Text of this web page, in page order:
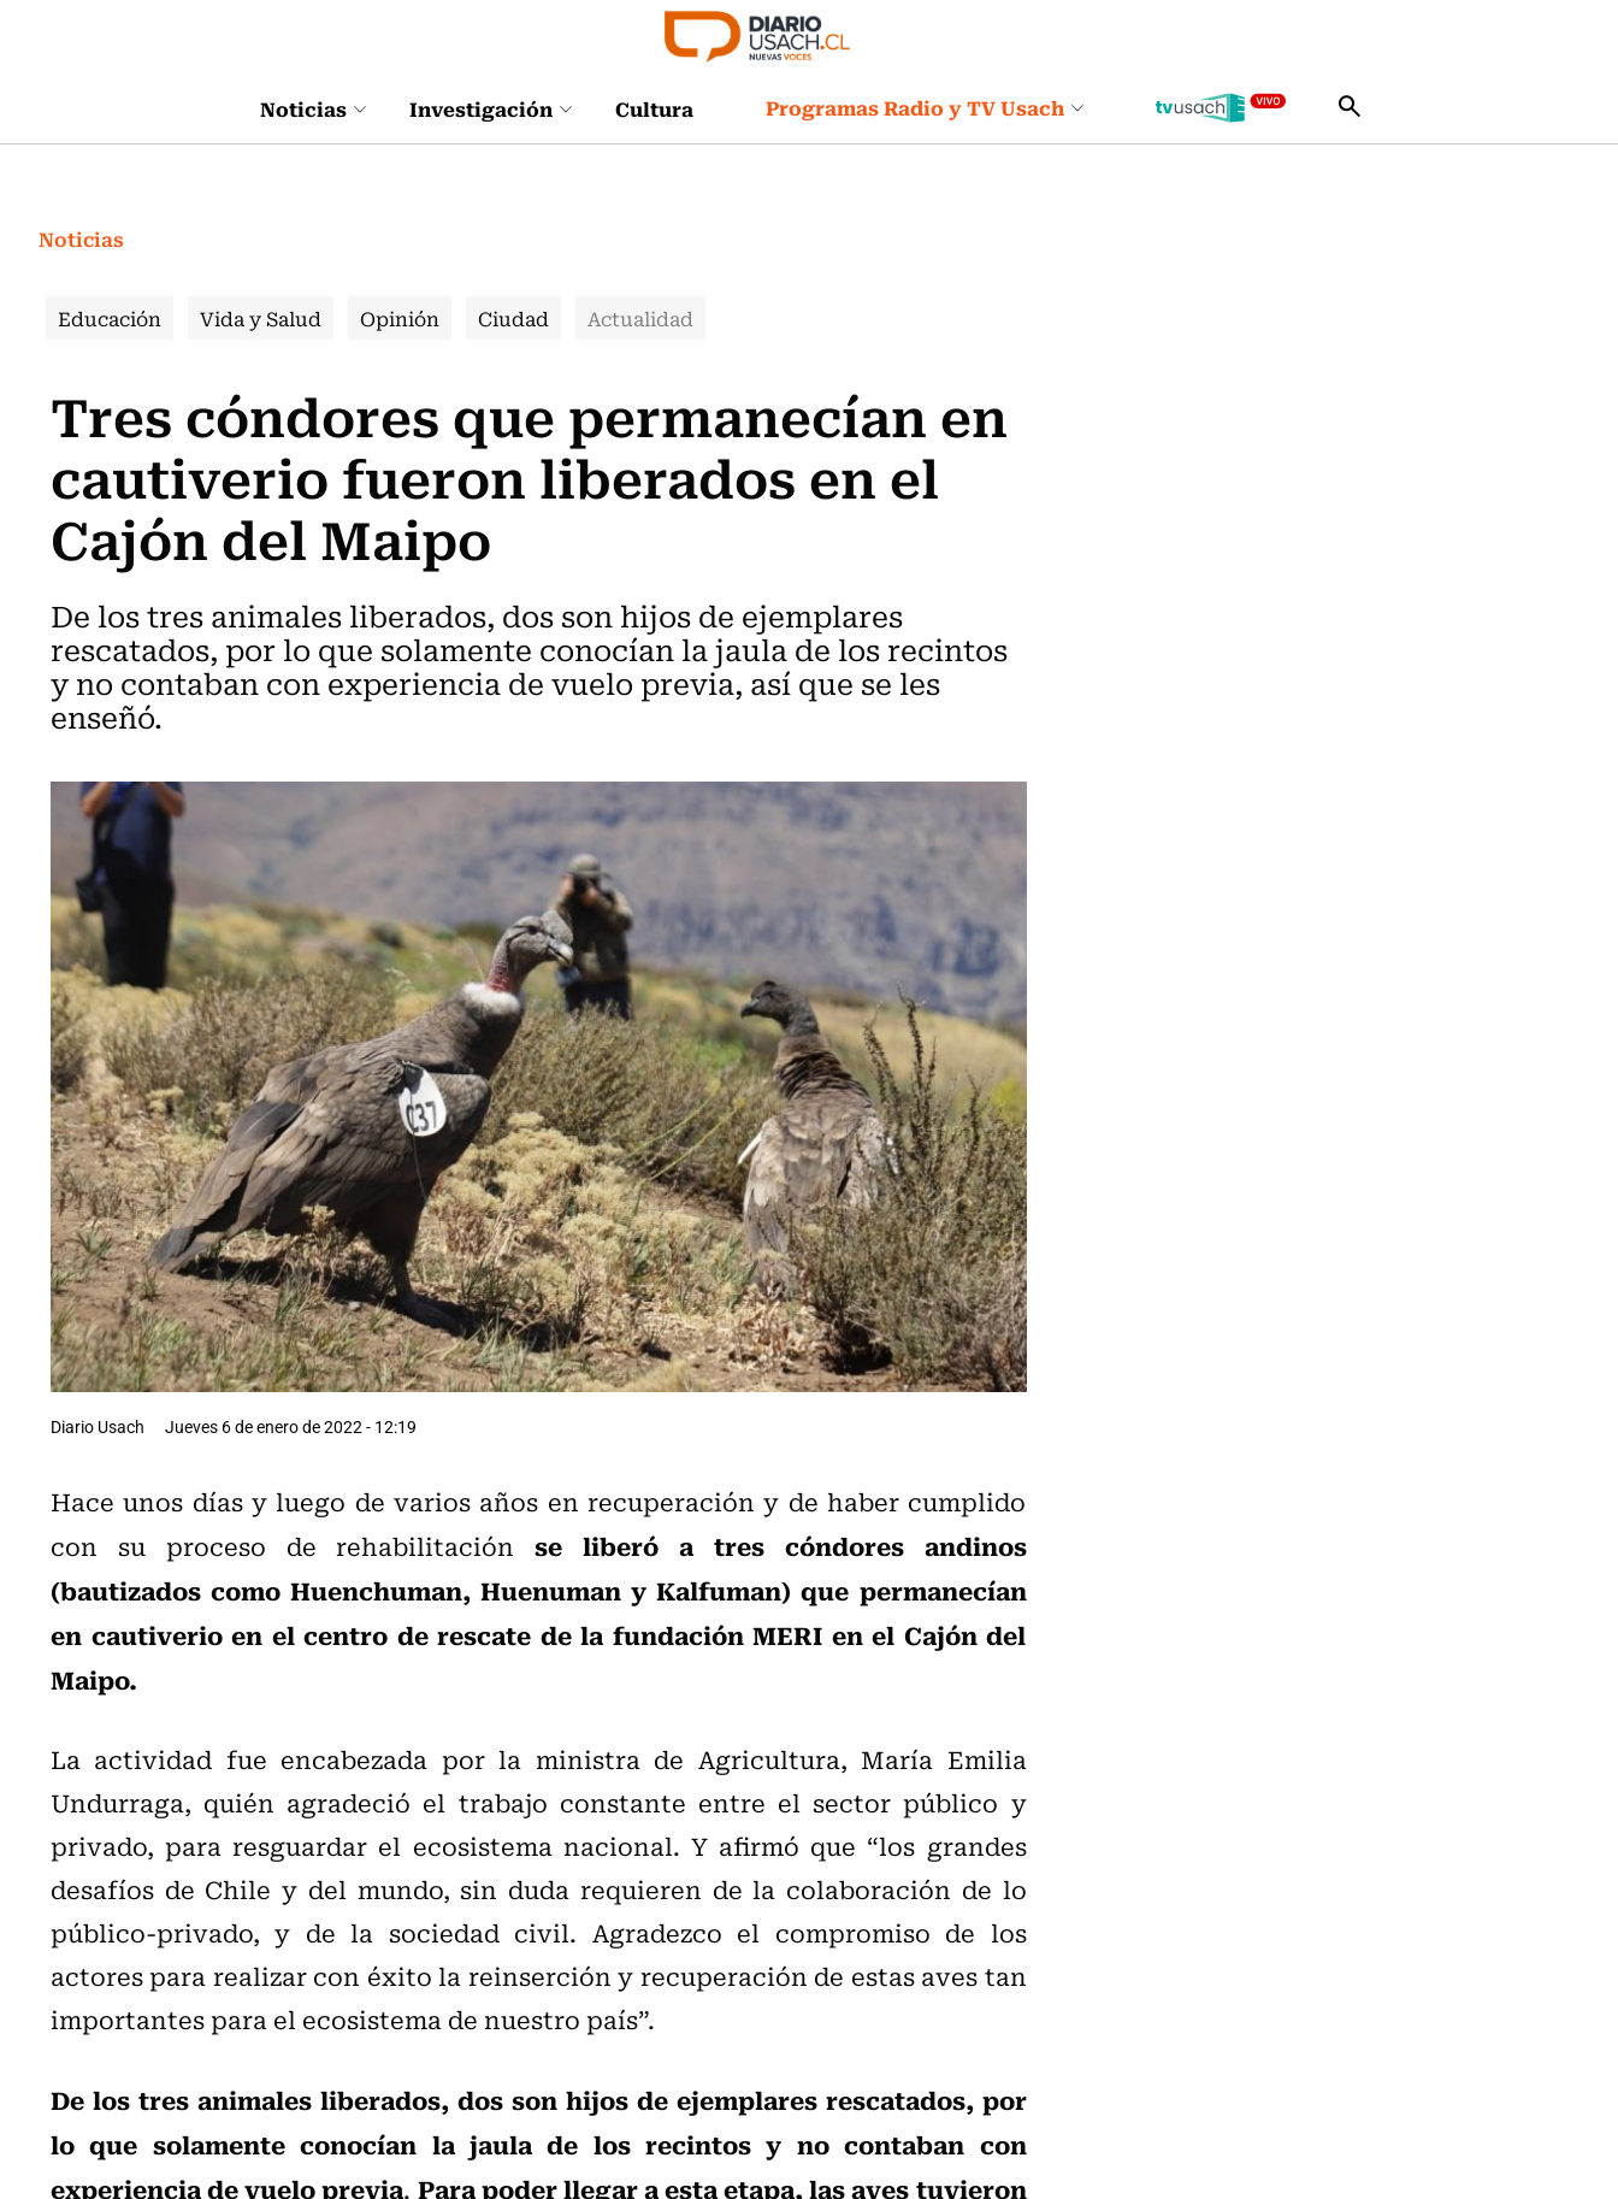
Noticias Investigación Cultura Programas Radio y TV Usach
Noticias
Educación Vida y Salud Opinión Ciudad Actualidad
Tres cóndores que permanecían en
cautiverio fueron liberados en el
Cajón del Maipo
De los tres animales liberados, dos son hijos de ejemplares
rescatados, por lo que solamente conocían la jaula de los recintos
y no contaban con experiencia de vuelo previa, así que se les
enseñó.
Diario Usach Jueves 6 de enero de 2022 - 12:19
Hace unos días y luego de varios años en recuperación y de haber cumplido
con su proceso de rehabilitaciónse liberó a tres cóndores andinos
(bautizados como Huenchuman, Huenuman y Kalfuman) que permanecían
en cautiverio en el centro de rescate de la fundación MERI en el Cajón del
Maipo.
La actividad fue encabezada por la ministra de Agricultura, María Emilia
Undurraga, quién agradeció el trabajo constante entre el sector público y
privado, para resguardar el ecosistema nacional. Y afirmó que “los grandes
desafíos de Chile y del mundo, sin duda requieren de la colaboración de lo
público-privado, y de la sociedad civil. Agradezco el compromiso de los
actores para realizar con éxito la reinserción y recuperación de estas aves tan
importantes para el ecosistema de nuestro país”.
De los tres animales liberados, dos son hijos de ejemplares rescatados, por
lo que solamente conocían la jaula de los recintos y no contaban con
experiencia de vuelo previa. Para poder llegar a esta etapa, las aves tuvieron